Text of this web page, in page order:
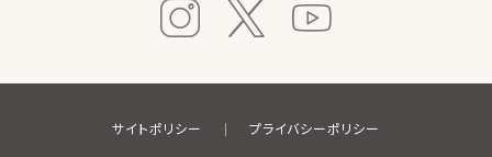
サイトポリシー
プライバシーポリシー